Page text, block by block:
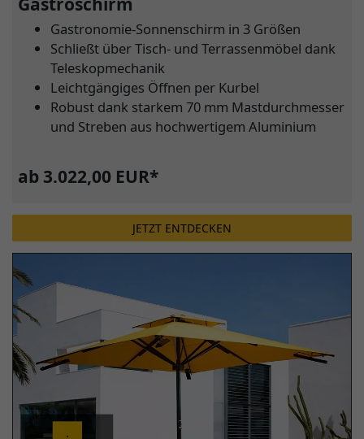
Gastronomie-Sonnenschirm in 3 Größen
Schließt über Tisch- und Terrassenmöbel dank
Teleskopmechanik
Leichtgängiges Öffnen per Kurbel
Robust dank starkem 70 mm Mastdurchmesser
und Streben aus hochwertigem Aluminium
ab 3.022,00 EUR*
JETZT ENTDECKEN